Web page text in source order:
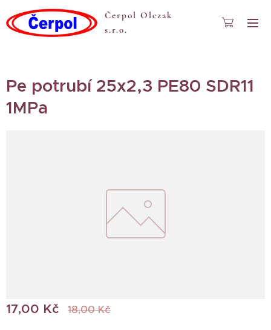
Čerpol Olczak
s.r.o.
Pe potrubí 25x2,3 PE80 SDR11
1MPa
17,00 Kč 18,00Kč